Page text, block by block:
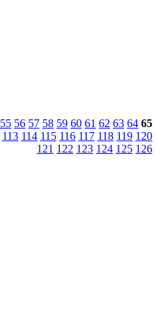
55 56 57 58 59 60 61 62 63 64 65
113 114 115 116 117 118 119 120
121 122 123 124 125 126